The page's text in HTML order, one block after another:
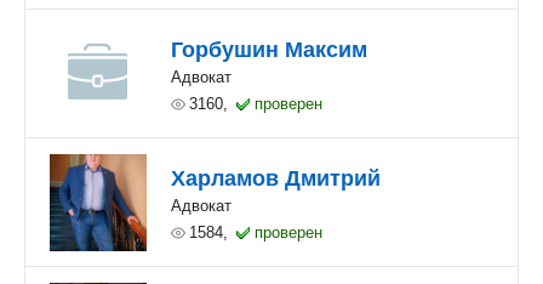
Горбушин Максим
Адвокат
3160,
проверен
Харламов Дмитрий
Адвокат
1584,
проверен